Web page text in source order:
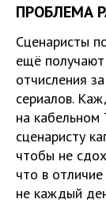
ПРОБЛЕМА
Сценаристы
ещё
отчисления
сериалов.
на
сценаристу
чтобы не
что в
не каждый